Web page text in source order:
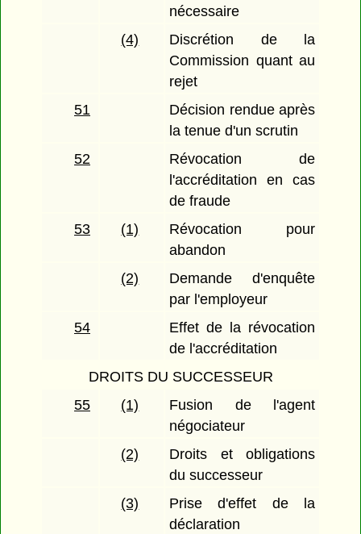
nécessaire
(4)
Discrétion de la
Commission quant au
rejet
51
Décision rendue après
la tenue d'un scrutin
52
Révocation de
l'accréditation en cas
de fraude
53
(1)
Révocation pour
abandon
(2)
Demande d'enquête
par l'employeur
54
Effet de la révocation
de l'accréditation
DROITS DU SUCCESSEUR
55
(1)
Fusion de l'agent
négociateur
(2)
Droits et obligations
du successeur
(3)
Prise d'effet de la
déclaration